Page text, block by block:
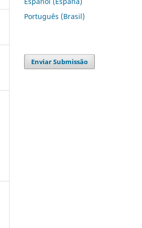
Português (Brasil)
Enviar Submissão